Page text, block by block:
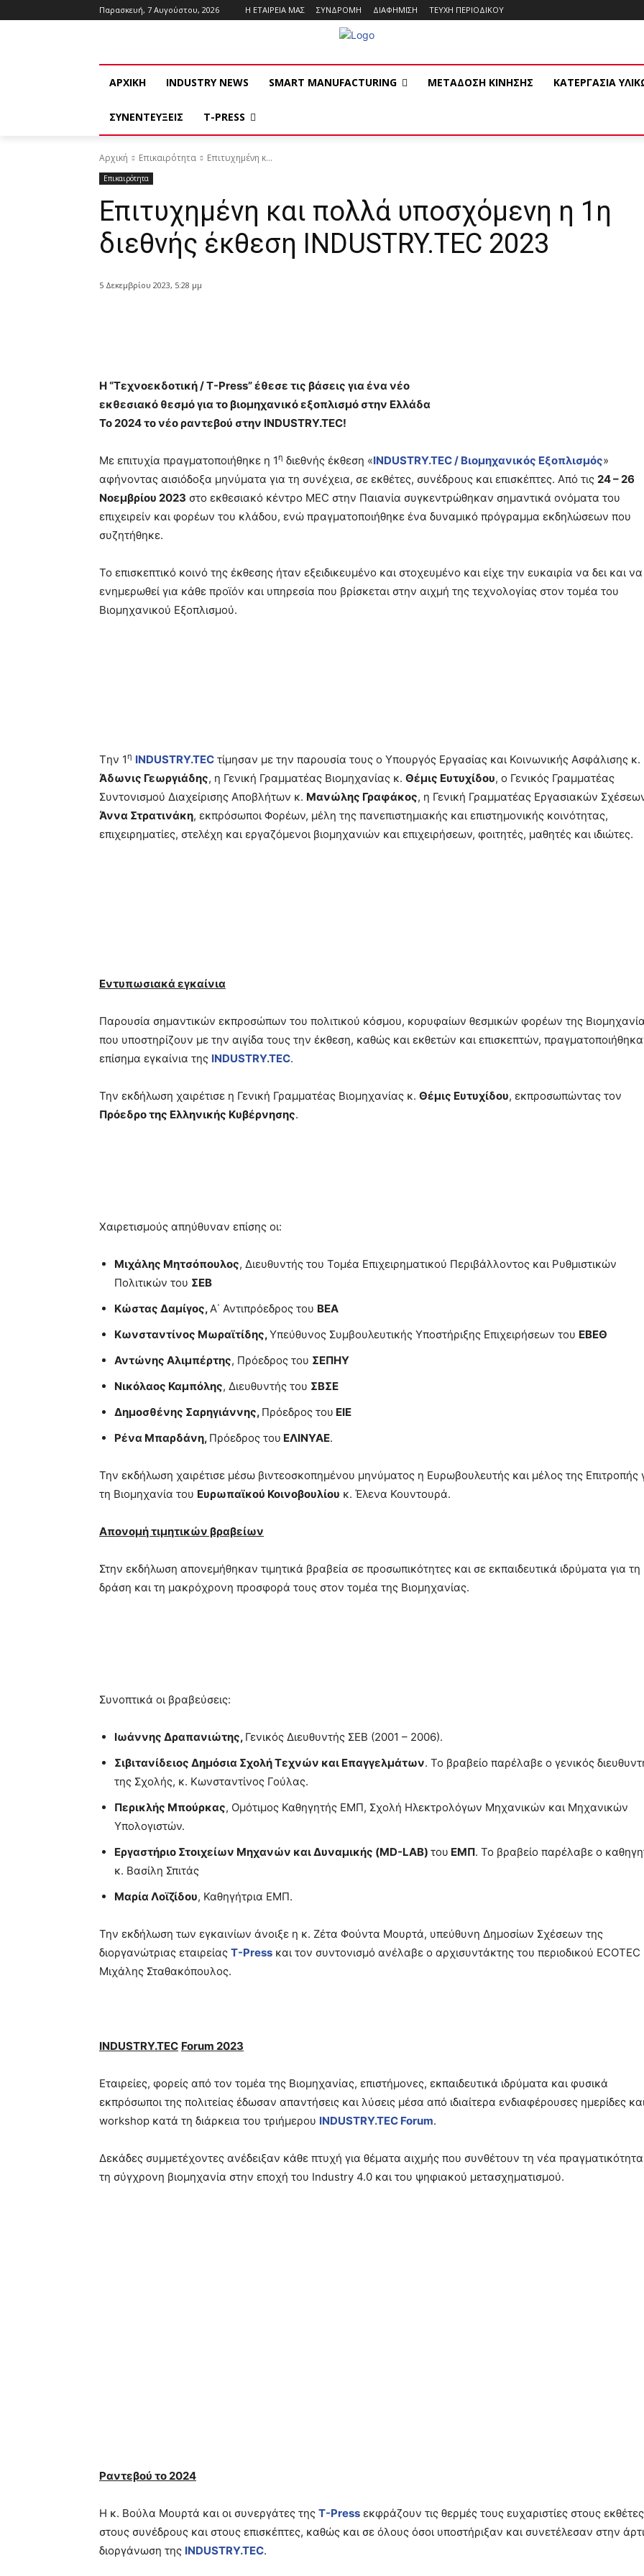
Παρασκευή, 7 Αυγούστου, 2026 Η ΕΤΑΙΡΕΙΑ ΜΑΣ ΣΥΝΔΡΟΜΗ ΔΙΑΦΗΜΙΣΗ ΤΕΥΧΗ ΠΕΡΙΟΔΙΚΟΥ
ΑΡΧΙΚΗ INDUSTRY NEWS SMART MANUFACTURING ΜΕΤΑΔΟΣΗ ΚΙΝΗΣΗΣ ΚΑΤΕΡΓΑΣΙΑ
ΣΥΝΕΝΤΕΥΞΕΙΣ T-PRESS
Αρχική Επικαιρότητα Επιτυχημένη κ...
Επικαιρότητα
Επιτυχημένη και πολλά υποσχόμενη η 1η
διεθνής έκθεση INDUSTRY.TEC 2023
5 Δεκεμβρίου 2023, 5:28 μμ
Η “Τεχνοεκδοτική / T-Press” έθεσε τις βάσεις για ένα νέο
εκθεσιακό θεσμό για το βιομηχανικό εξοπλισμό στην Ελλάδα
Το 2024 το νέο ραντεβού στην INDUSTRY.TEC!
Με επιτυχία πραγματοποιήθηκε η 1η διεθνής έκθεση «INDUSTRY.TEC/ Βιομηχανικός Εξοπλισμός»
αφήνοντας αισιόδοξα μηνύματα για τη συνέχεια, σε εκθέτες, συνέδρους και επισκέπτες. Από τις 24 – 26
Νοεμβρίου 2023 στο εκθεσιακό κέντρο MEC στην Παιανία συγκεντρώθηκαν σημαντικά ονόματα του
επιχειρείν και φορέων του κλάδου, ενώ πραγματοποιήθηκε ένα δυναμικό πρόγραμμα εκδηλώσεων που
συζητήθηκε.
Το επισκεπτικό κοινό της έκθεσης ήταν εξειδικευμένο και στοχευμένο και είχε την ευκαιρία να δει και να
ενημερωθεί για κάθε προϊόν και υπηρεσία που βρίσκεται στην αιχμή της τεχνολογίας στον τομέα του
Βιομηχανικού Εξοπλισμού.
Tην 1η INDUSTRY.TEC τίμησαν με την παρουσία τους ο Υπουργός Εργασίας και Κοινωνικής Ασφάλισης κ.
Άδωνις Γεωργιάδης, η Γενική Γραμματέας Βιομηχανίας κ. Θέμις Ευτυχίδου, ο Γενικός Γραμματέας
Συντονισμού Διαχείρισης Αποβλήτων κ. Μανώλης Γραφάκος, η Γενική Γραμματέας Εργασιακών
Άννα Στρατινάκη, εκπρόσωποι Φορέων, μέλη της πανεπιστημιακής και επιστημονικής κοινότητας,
επιχειρηματίες, στελέχη και εργαζόμενοι βιομηχανιών και επιχειρήσεων, φοιτητές, μαθητές και ιδιώτες.
Εντυπωσιακά εγκαίνια
Παρουσία σημαντικών εκπροσώπων του πολιτικού κόσμου, κορυφαίων θεσμικών φορέων της
που υποστηρίζουν με την αιγίδα τους την έκθεση, καθώς και εκθετών και επισκεπτών,
επίσημα εγκαίνια της INDUSTRY.TEC.
Την εκδήλωση χαιρέτισε η Γενική Γραμματέας Βιομηχανίας κ. Θέμις Ευτυχίδου, εκπροσωπώντας τον
Πρόεδρο της Ελληνικής Κυβέρνησης.
Χαιρετισμούς απηύθυναν επίσης οι:
Μιχάλης Μητσόπουλος, Διευθυντής του Τομέα Επιχειρηματικού Περιβάλλοντος και Ρυθμιστικών
Πολιτικών του ΣΕΒ
Κώστας Δαμίγος,Α΄ Αντιπρόεδρος του ΒΕΑ
Κωνσταντίνος Μωραϊτίδης,Υπεύθυνος Συμβουλευτικής Υποστήριξης Επιχειρήσεων του ΕΒΕΘ
Αντώνης Αλιμπέρτης, Πρόεδρος του ΣΕΠΗΥ
Νικόλαος Καμπόλης, Διευθυντής του ΣΒΣΕ
Δημοσθένης Σαρηγιάννης, Πρόεδρος του ΕΙΕ
Ρένα Μπαρδάνη, Πρόεδρος του ΕΛΙΝΥΑΕ.
Την εκδήλωση χαιρέτισε μέσω βιντεοσκοπημένου μηνύματος η Ευρωβουλευτής και μέλος της Επιτροπής
τη Βιομηχανία του Ευρωπαϊκού Κοινοβουλίου κ. Έλενα Κουντουρά.
Απονομή τιμητικών βραβείων
Στην εκδήλωση απονεμήθηκαν τιμητικά βραβεία σε προσωπικότητες και σε εκπαιδευτικά ιδρύματα για τη
δράση και τη μακρόχρονη προσφορά τους στον τομέα της Βιομηχανίας.
Συνοπτικά οι βραβεύσεις:
Ιωάννης Δραπανιώτης, Γενικός Διευθυντής ΣΕΒ (2001 – 2006).
Σιβιτανίδειος Δημόσια Σχολή Τεχνών και Επαγγελμάτων. Το βραβείο παρέλαβε ο γενικός
της Σχολής, κ. Κωνσταντίνος Γούλας.
Περικλής Μπούρκας, Ομότιμος Καθηγητής ΕΜΠ, Σχολή Ηλεκτρολόγων Μηχανικών και Μηχανικών
Υπολογιστών.
Εργαστήριο Στοιχείων Μηχανών και Δυναμικής (MD-LAB) του ΕΜΠ. Το βραβείο παρέλαβε ο
κ. Βασίλη Σπιτάς
Μαρία Λοϊζίδου, Καθηγήτρια ΕΜΠ.
Την εκδήλωση των εγκαινίων άνοιξε η κ. Ζέτα Φούντα Μουρτά, υπεύθυνη Δημοσίων Σχέσεων της
διοργανώτριας εταιρείας T-Press και τον συντονισμό ανέλαβε ο αρχισυντάκτης του περιοδικού ECOTEC
Μιχάλης Σταθακόπουλος.
INDUSTRY.TEC Forum 2023
Εταιρείες, φορείς από τον τομέα της Βιομηχανίας, επιστήμονες, εκπαιδευτικά ιδρύματα και φυσικά
εκπρόσωποι της πολιτείας έδωσαν απαντήσεις και λύσεις μέσα από ιδιαίτερα ενδιαφέρουσες ημερίδες
workshop κατά τη διάρκεια του τριήμερου INDUSTRY.TEC Forum.
Δεκάδες συμμετέχοντες ανέδειξαν κάθε πτυχή για θέματα αιχμής που συνθέτουν τη νέα πραγματικότητα
τη σύγχρονη βιομηχανία στην εποχή του Industry 4.0 και του ψηφιακού μετασχηματισμού.
Ραντεβού το 2024
Η κ. Βούλα Μουρτά και οι συνεργάτες της T-Press εκφράζουν τις θερμές τους ευχαριστίες στους
στους συνέδρους και στους επισκέπτες, καθώς και σε όλους όσοι υποστήριξαν και συνετέλεσαν στην
διοργάνωση της INDUSTRY.TEC.